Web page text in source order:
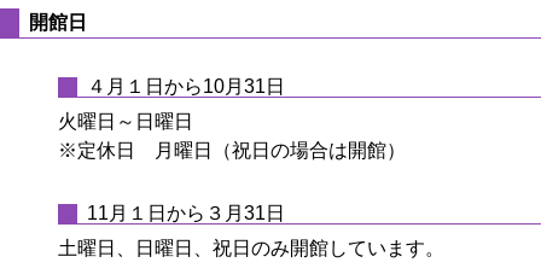
開館日
４月１日から10月31日
火曜日～日曜日
※定休日 月曜日（祝日の場合は開館）
11月１日から３月31日
土曜日、日曜日、祝日のみ開館しています。